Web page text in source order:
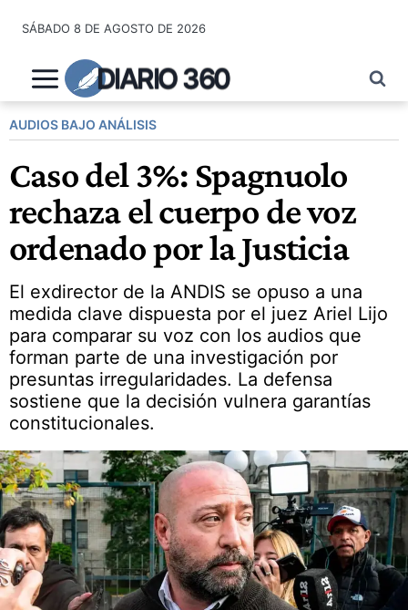
contenido
SÁBADO 8 DE AGOSTO DE 2026
DIARIO 360
AUDIOS BAJO ANÁLISIS
Caso del 3%: Spagnuolo
rechaza el cuerpo de voz
ordenado por la Justicia
El exdirector de la ANDIS se opuso a una
medida clave dispuesta por el juez Ariel Lijo
para comparar su voz con los audios que
forman parte de una investigación por
presuntas irregularidades. La defensa
sostiene que la decisión vulnera garantías
constitucionales.